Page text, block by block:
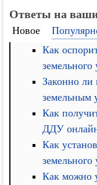
Ответы на
Новое
Как
земельного
Законно ли
земельным
Как
ДДУ
Как
земельного
Как можно